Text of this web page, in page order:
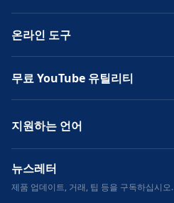
온라인 도구
무료 YouTube 유틸리티
지원하는 언어
뉴스레터
제품 업데이트, 거래, 팁 등을 구독하십시오.